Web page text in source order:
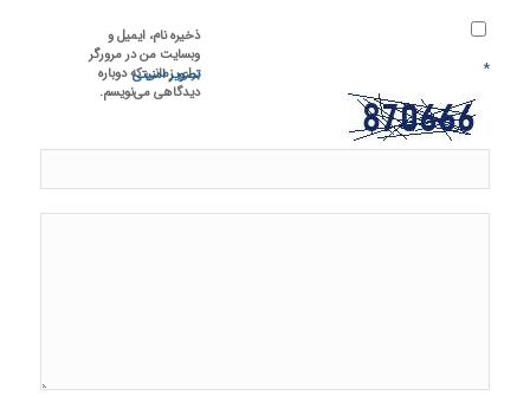
ذخیره نام، ایمیل و
وبسایت من در مرورگر
برای زمانی که دوباره
دیدگاهی می‌نویسم.
تصویر امنیتی *